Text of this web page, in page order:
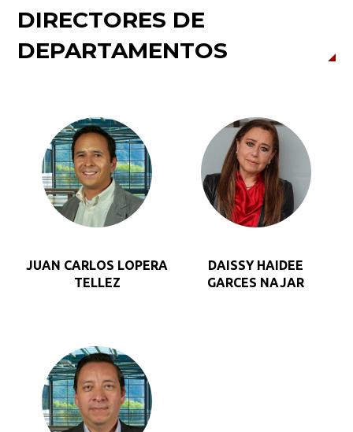
DIRECTORES DE
DEPARTAMENTOS
JUAN CARLOS LOPERA
TELLEZ
DAISSY HAIDEE
GARCES NAJAR